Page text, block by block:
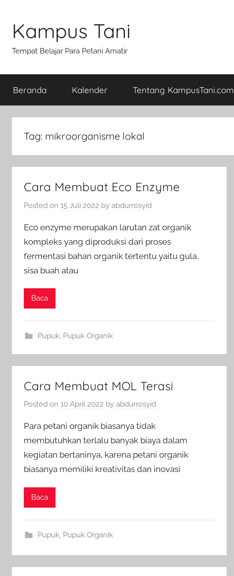
content
Kampus Tani
Tempat Belajar Para Petani Amatir
Beranda Kalender Tentang KampusTani.com
Tag: mikroorganisme lokal
Cara Membuat Eco Enzyme
Posted on 15 Juli 2022 by abdurrosyid
Eco enzyme merupakan larutan zat organik
kompleks yang diproduksi dari proses
fermentasi bahan organik tertentu yaitu gula,
sisa buah atau
Baca
Pupuk, Pupuk Organik
Cara Membuat MOL Terasi
Posted on 10 April 2022 by abdurrosyid
Para petani organik biasanya tidak
membutuhkan terlalu banyak biaya dalam
kegiatan bertaninya, karena petani organik
biasanya memiliki kreativitas dan inovasi
Baca
Pupuk, Pupuk Organik